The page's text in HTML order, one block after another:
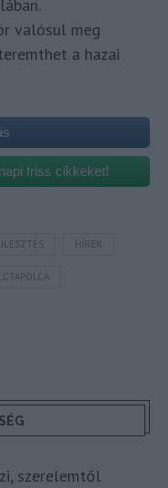
valósul meg
a hazai
friss cikkeket!
HÍREK
szerelemtől